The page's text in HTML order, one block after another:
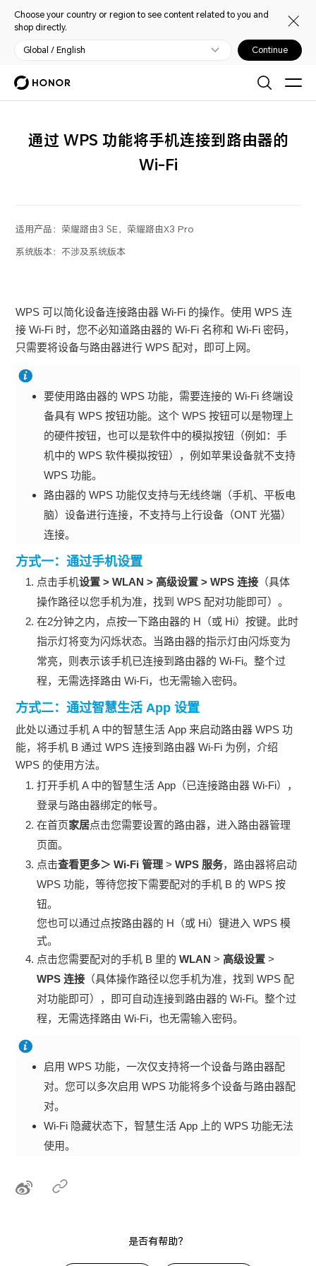
Choose your country or region to see content related to you and
shop directly.
Global / English Continue
通过 WPS 功能将手机连接到路由器的
Wi-Fi
适用产品： 荣耀路由3 SE，荣耀路由X3 Pro
系统版本：不涉及系统版本
WPS 可以简化设备连接路由器 Wi-Fi 的操作。使用 WPS 连
接 Wi-Fi 时，您不必知道路由器的 Wi-Fi 名称和 Wi-Fi 密码，
只需要将设备与路由器进行 WPS 配对，即可上网。
要使用路由器的 WPS 功能，需要连接的 Wi-Fi 终端设
备具有 WPS 按钮功能。这个 WPS 按钮可以是物理上
的硬件按钮，也可以是软件中的模拟按钮（例如：手
机中的 WPS 软件模拟按钮），例如苹果设备就不支持
WPS 功能。
路由器的 WPS 功能仅支持与无线终端（手机、平板电
脑）设备进行连接，不支持与上行设备（ONT 光猫）
连接。
方式一：通过手机设置
点击手机设置 > WLAN > 高级设置 > WPS 连接 （具体
操作路径以您手机为准，找到 WPS 配对功能即可）。
在2分钟之内，点按一下路由器的 H（或 Hi）按键。此时
指示灯将变为闪烁状态。当路由器的指示灯由闪烁变为
常亮，则表示该手机已连接到路由器的 Wi-Fi。整个过
程，无需选择路由 Wi-Fi，也无需输入密码。
方式二：通过智慧生活 App 设置
此处以通过手机 A 中的智慧生活 App 来启动路由器 WPS 功
能，将手机 B 通过 WPS 连接到路由器 Wi-Fi 为例，介绍
WPS 的使用方法。
打开手机 A 中的智慧生活 App（已连接路由器 Wi-Fi），
登录与路由器绑定的帐号。
在首页家居点击您需要设置的路由器，进入路由器管理
页面。
点击查看更多＞ Wi-Fi 管理> WPS 服务，路由器将启动
WPS 功能，等待您按下需要配对的手机 B 的 WPS 按
钮。
您也可以通过点按路由器的 H（或 Hi）键进入 WPS 模
式。
点击您需要配对的手机 B 里的WLAN >高级设置 >
WPS 连接 （具体操作路径以您手机为准，找到 WPS 配
对功能即可），即可自动连接到路由器的 Wi-Fi。整个过
程，无需选择路由 Wi-Fi，也无需输入密码。
启用 WPS 功能，一次仅支持将一个设备与路由器配
对。您可以多次启用 WPS 功能将多个设备与路由器配
对。
Wi-Fi 隐藏状态下，智慧生活 App 上的 WPS 功能无法
使用。
是否有帮助？